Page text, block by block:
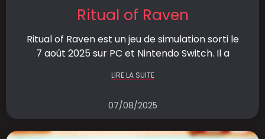
Ritual of Raven
Ritual of Raven est un jeu de simulation sorti le
7 août 2025 sur PC et Nintendo Switch. Il a
LIRE LA SUITE
07/08/2025